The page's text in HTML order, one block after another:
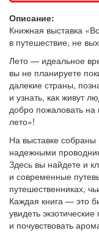
Описание:
Книжная выставка
в путешествие, не
Лето — идеальное
вы не планируете
далекие страны,
и узнать, как живут
добро пожаловать на
лето»!
На выставке
надежными
Здесь вы найдете и
и современные
путешественниках,
Каждая книга — это
увидеть
и почувствовать